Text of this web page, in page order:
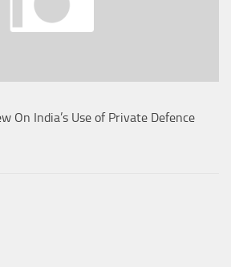
On India’s Use of Private Defence